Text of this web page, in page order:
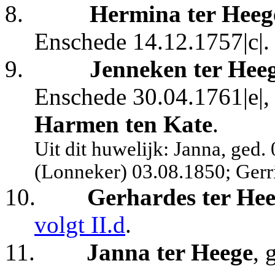
8.
Hermina ter
Enschede 14.12.1757|c|.
9.
Jenneken ter
Enschede
Harmen ten Kate.
Uit dit huwelijk: Janna, ged.
(Lonneker) 03.08.1850;
10.
Gerhardes ter
volgt II.d.
11.
Janna ter Heege,